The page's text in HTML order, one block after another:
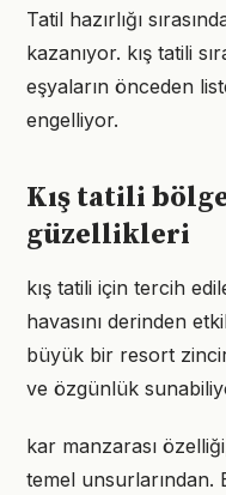
Tatil hazırlığı
kazanıyor. kış tatili
eşyaların önceden
engelliyor.
Kış tatili
güzellikleri
kış tatili için tercih
havasını derinden
büyük bir resort
ve özgünlük
kar manzarası
temel unsurlarından.